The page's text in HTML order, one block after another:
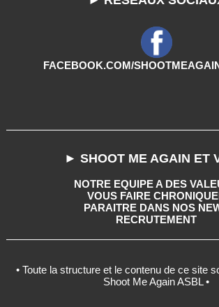
FACEBOOK.COM/
► SHOOT ME AGAIN ET
NOTRE EQUIPE A DES
VOUS FAIRE
PARAITRE DANS NOS
RECRUTEMENT
• Toute la structure et le contenu de ce site
Shoot Me Again ASBL •